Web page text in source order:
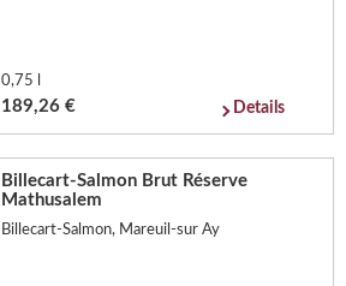
0,75 l
189,26 € Details
Billecart-Salmon Brut Réserve
Mathusalem
Billecart-Salmon, Mareuil-sur Ay